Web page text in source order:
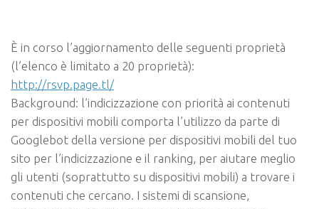
È in corso l’aggiornamento delle seguenti proprietà
(l’elenco è limitato a 20 proprietà):
http://rsvp.page.tl/
Background: l’indicizzazione con priorità ai contenuti
per dispositivi mobili comporta l’utilizzo da parte di
Googlebot della versione per dispositivi mobili del tuo
sito per l’indicizzazione e il ranking, per aiutare meglio
gli utenti (soprattutto su dispositivi mobili) a trovare i
contenuti che cercano. I sistemi di scansione,